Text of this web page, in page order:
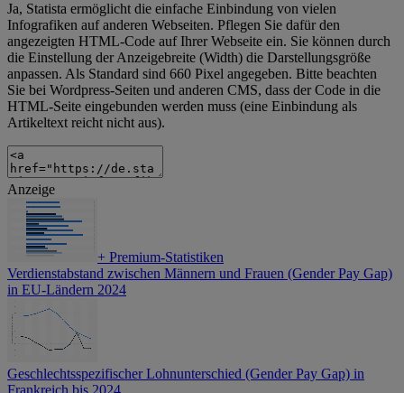
Ja, Statista ermöglicht die einfache Einbindung von vielen
Infografiken auf anderen Webseiten. Pflegen Sie dafür den
angezeigten HTML-Code auf Ihrer Webseite ein. Sie können durch
die Einstellung der Anzeigebreite (Width) die Darstellungsgröße
anpassen. Als Standard sind 660 Pixel angegeben. Bitte beachten
Sie bei Wordpress-Seiten und anderen CMS, dass der Code in die
HTML-Seite eingebunden werden muss (eine Einbindung als
Artikeltext reicht nicht aus).
Anzeige
+ Premium-Statistiken
Verdienstabstand zwischen Männern und Frauen (Gender Pay Gap)
in EU-Ländern 2024
Geschlechtsspezifischer Lohnunterschied (Gender Pay Gap) in